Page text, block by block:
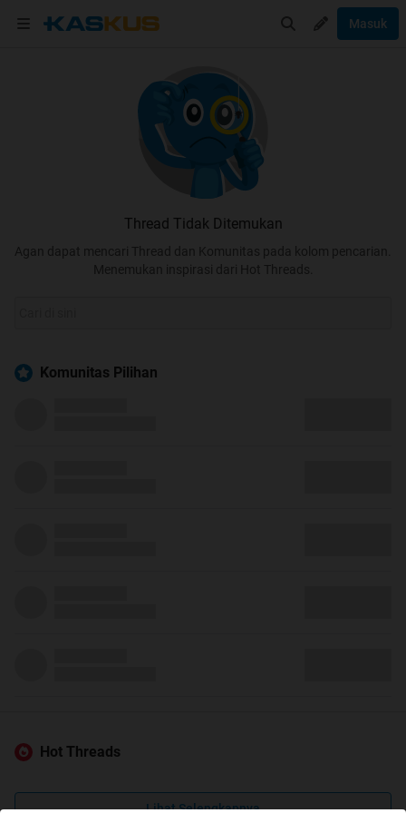
Masuk
Thread Tidak Ditemukan
Agan dapat mencari Thread dan Komunitas pada kolom pencarian.
Menemukan inspirasi dari Hot Threads.
Komunitas Pilihan
Hot Threads
Lihat Selengkapnya